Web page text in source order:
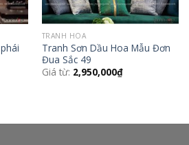
TRANH HOA
Tranh Sơn Dầu Hoa Mẫu Đơn
Đua Sắc 49
Giá từ: 2,950,000₫